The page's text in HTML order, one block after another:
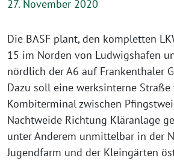
27. November 2020
Die BASF plant, den kompletten
15 im Norden von Ludwigshafen
nördlich der A6 auf Frankenthaler
Dazu soll eine werksinterne Straße
Kombiterminal zwischen
Nachtweide Richtung Kläranlage
unter Anderem unmittelbar in der
Jugendfarm und der Kleingärten